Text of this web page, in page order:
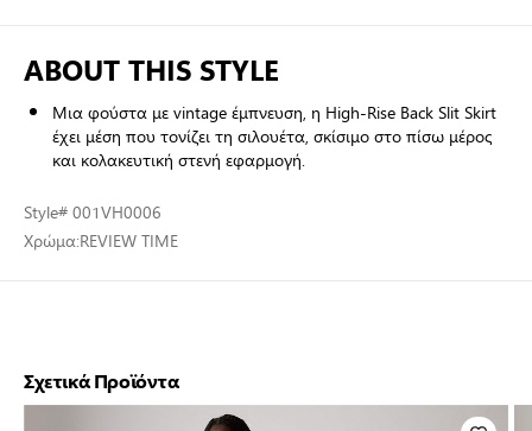
ABOUT THIS STYLE
Μια φούστα με vintage έμπνευση, η High-Rise Back Slit Skirt
έχει μέση που τονίζει τη σιλουέτα, σκίσιμο στο πίσω μέρος
και κολακευτική στενή εφαρμογή.
Style# 001VH0006
Χρώμα:REVIEW TIME
Σχετικά Προϊόντα